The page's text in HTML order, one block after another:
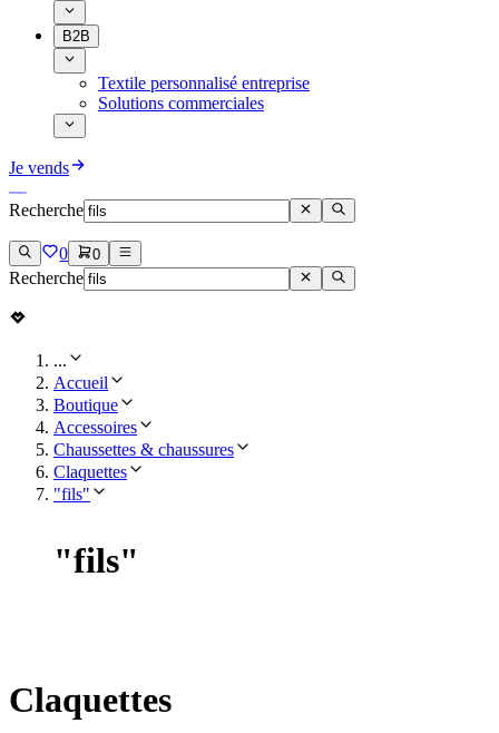
B2B
Textile personnalisé entreprise
Solutions commerciales
Je vends
Recherche
0 0
Recherche
...
Accueil
Boutique
Accessoires
Chaussettes & chaussures
Claquettes
"fils"
"fils"
Claquettes